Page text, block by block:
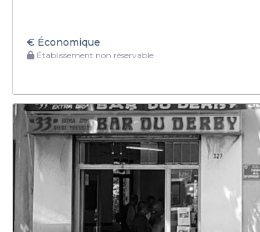
€ Économique
Établissement non réservable